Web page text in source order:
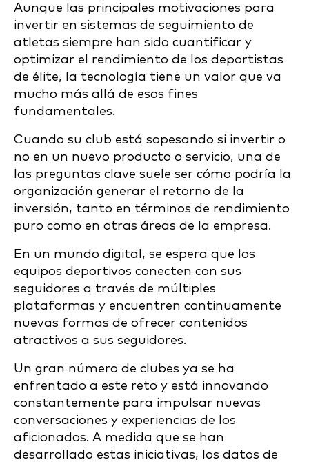
Aunque las principales motivaciones para
invertir en sistemas de seguimiento de
atletas siempre han sido cuantificar y
optimizar el rendimiento de los deportistas
de élite, la tecnología tiene un valor que va
mucho más allá de esos fines
fundamentales.
Cuando su club está sopesando si invertir o
no en un nuevo producto o servicio, una de
las preguntas clave suele ser cómo podría la
organización generar el retorno de la
inversión, tanto en términos de rendimiento
puro como en otras áreas de la empresa.
En un mundo digital, se espera que los
equipos deportivos conecten con sus
seguidores a través de múltiples
plataformas y encuentren continuamente
nuevas formas de ofrecer contenidos
atractivos a sus seguidores.
Un gran número de clubes ya se ha
enfrentado a este reto y está innovando
constantemente para impulsar nuevas
conversaciones y experiencias de los
aficionados. A medida que se han
desarrollado estas iniciativas, los datos de